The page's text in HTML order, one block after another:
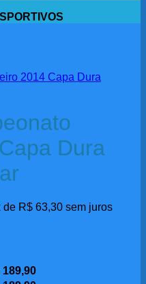
Dura
de R$ 63,30 sem juros
189,90